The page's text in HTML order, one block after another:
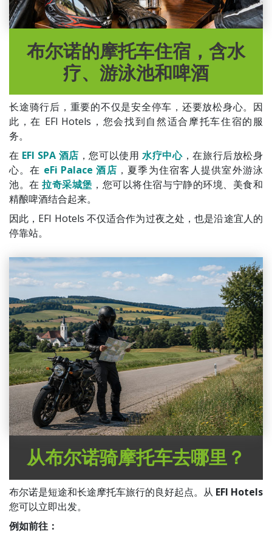
布尔诺的摩托车住宿，含水
疗、游泳池和啤酒
长途骑行后，重要的不仅是安全停车，还要放松身心。因
此，在 EFI Hotels，您会找到自然适合摩托车住宿的服
务。
在 EFI SPA 酒店 ，您可以使用水疗中心，在旅行后放松身
心。在 eFi Palace 酒店 ，夏季为住宿客人提供室外游泳
池。在拉奇采城堡 ，您可以将住宿与宁静的环境、美食和
精酿啤酒结合起来。
因此，EFI Hotels 不仅适合作为过夜之处，也是沿途宜人的
停靠站。
从布尔诺骑摩托车去哪里？
布尔诺是短途和长途摩托车旅行的良好起点。从 EFI Hotels
您可以立即出发。
例如前往：